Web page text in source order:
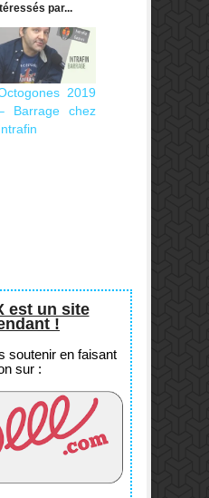
par...
2019
Barrage chez
est un site
!
soutenir en faisant
sur :